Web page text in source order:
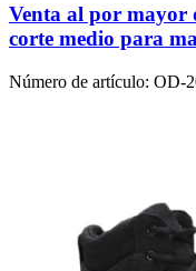
Venta al por mayor
corte medio para
Número de artículo: OD-